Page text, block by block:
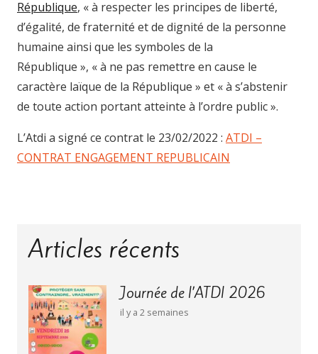
République, « à respecter les principes de liberté,
d’égalité, de fraternité et de dignité de la personne
humaine ainsi que les symboles de la
République », « à ne pas remettre en cause le
caractère laïque de la République » et « à s’abstenir
de toute action portant atteinte à l’ordre public ».
L’Atdi a signé ce contrat le 23/02/2022 : ATDI –
CONTRAT ENGAGEMENT REPUBLICAIN
Articles récents
Journée de l’ATDI 2026
il y a 2 semaines